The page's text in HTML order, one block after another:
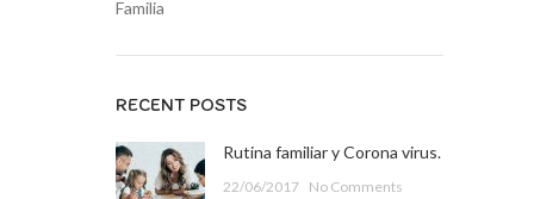
Familia
RECENT POSTS
Rutina familiar y Corona virus.
22/06/2017 No Comments